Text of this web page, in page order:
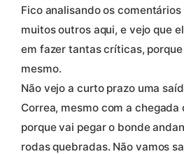
Fico analisando os comentários
muitos outros aqui, e vejo que
em fazer tantas críticas,
mesmo.
Não vejo a curto prazo uma
Correa, mesmo com a
porque vai pegar o bonde
rodas quebradas. Não vamos